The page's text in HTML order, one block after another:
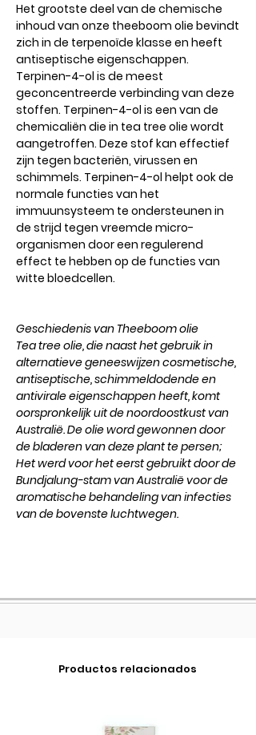
Het grootste deel van de chemische
inhoud van onze theeboom olie bevindt
zich in de terpenoïde klasse en heeft
antiseptische eigenschappen.
Terpinen-4-ol is de meest
geconcentreerde verbinding van deze
stoffen. Terpinen-4-ol is een van de
chemicaliën die in tea tree olie wordt
aangetroffen. Deze stof kan effectief
zijn tegen bacteriën, virussen en
schimmels. Terpinen-4-ol helpt ook de
normale functies van het
immuunsysteem te ondersteunen in
de strijd tegen vreemde micro-
organismen door een regulerend
effect te hebben op de functies van
witte bloedcellen.
Geschiedenis van Theeboom olie
Tea tree olie, die naast het gebruik in
alternatieve geneeswijzen cosmetische,
antiseptische, schimmeldodende en
antivirale eigenschappen heeft, komt
oorspronkelijk uit de noordoostkust van
Australië. De olie word gewonnen door
de bladeren van deze plant te persen;
Het werd voor het eerst gebruikt door de
Bundjalung-stam van Australië voor de
aromatische behandeling van infecties
van de bovenste luchtwegen.
Productos relacionados